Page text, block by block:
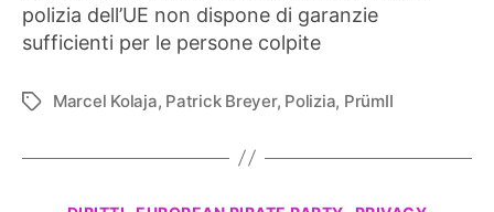
polizia dell’UE non dispone di garanzie
sufficienti per le persone colpite
Tag Marcel Kolaja, Patrick Breyer, Polizia, PrümII